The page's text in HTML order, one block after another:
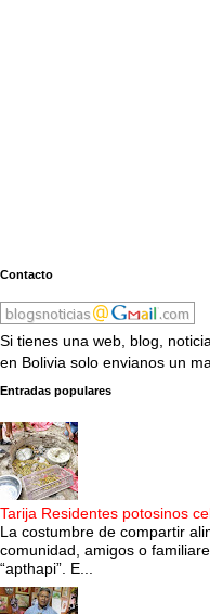
Contacto
Si tienes una web, blog,
en Bolivia solo envianos un
Entradas populares
Tarija Residentes potosinos
La costumbre de compartir
comunidad, amigos o
“apthapi”. E...